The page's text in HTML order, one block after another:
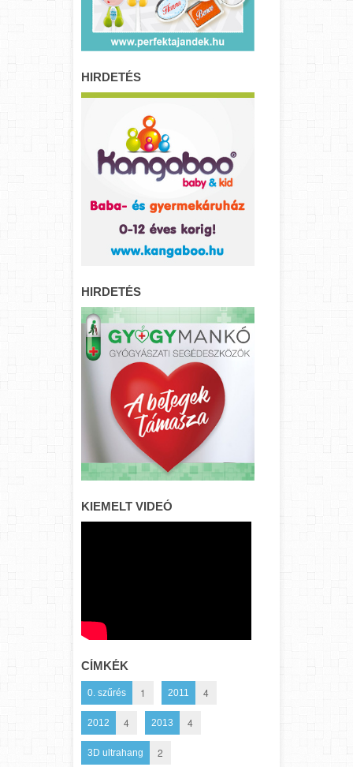
HIRDETÉS
HIRDETÉS
KIEMELT VIDEÓ
CÍMKÉK
0. szűrés 1 2011 4
2012 4 2013 4
3D ultrahang 2